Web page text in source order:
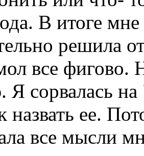
В итоге
решила
все фигово.
Я сорвалась
назвать ее.
все мысли